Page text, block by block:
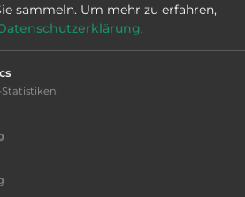
www.luftkurort-arendsee.de
Fläche:
sammeln. Um mehr zu erfahren,
.
Statistiken